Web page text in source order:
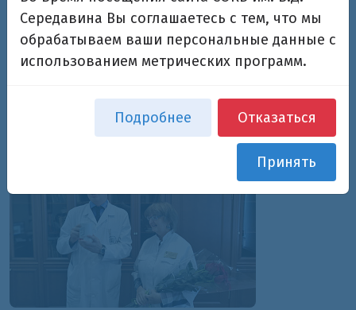
консультативной поликлиникой главного корпуса
Марины Михайловны Генераловой.
Поздравляем от всего коллектива!
Середавина Вы соглашаетесь с тем, что мы
обрабатываем ваши персональные данные с
использованием метрических программ.
Подробнее Отказаться
Принять